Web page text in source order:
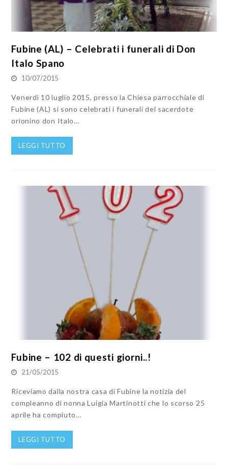
Fubine (AL) – Celebrati i funerali di Don
Italo Spano
10/07/2015
Venerdì 10 luglio 2015, presso la Chiesa parrocchiale di
Fubine (AL) si sono celebrati i funerali del sacerdote
orionino don Italo…
LEGGI TUTTO
Fubine – 102 di questi giorni..!
21/05/2015
Riceviamo dalla nostra casa di Fubine la notizia del
compleanno di nonna Luigia Martinotti che lo scorso 25
aprile ha compiuto…
LEGGI TUTTO